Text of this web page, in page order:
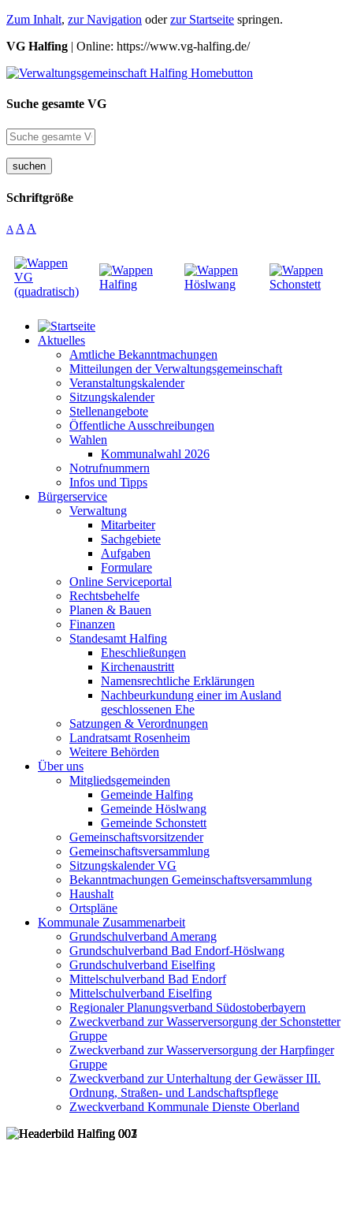
Zum Inhalt, zur Navigation oderzur Startseite springen.
VG Halfing | Online: https://www.vg-halfing.de/
Suche gesamte VG
suchen
Schriftgröße
A A A
Aktuelles
Amtliche Bekanntmachungen
Mitteilungen der Verwaltungsgemeinschaft
Veranstaltungskalender
Sitzungskalender
Stellenangebote
Öffentliche Ausschreibungen
Wahlen
Kommunalwahl 2026
Notrufnummern
Infos und Tipps
Bürgerservice
Verwaltung
Mitarbeiter
Sachgebiete
Aufgaben
Formulare
Online Serviceportal
Rechtsbehelfe
Planen & Bauen
Finanzen
Standesamt Halfing
Eheschließungen
Kirchenaustritt
Namensrechtliche Erklärungen
Nachbeurkundung einer im Ausland
geschlossenen Ehe
Satzungen & Verordnungen
Landratsamt Rosenheim
Weitere Behörden
Über uns
Mitgliedsgemeinden
Gemeinde Halfing
Gemeinde Höslwang
Gemeinde Schonstett
Gemeinschaftsvorsitzender
Gemeinschaftsversammlung
Sitzungskalender VG
Bekanntmachungen Gemeinschaftsversammlung
Haushalt
Ortspläne
Kommunale Zusammenarbeit
Grundschulverband Amerang
Grundschulverband Bad Endorf-Höslwang
Grundschulverband Eiselfing
Mittelschulverband Bad Endorf
Mittelschulverband Eiselfing
Regionaler Planungsverband Südostoberbayern
Zweckverband zur Wasserversorgung der Schonstetter
Gruppe
Zweckverband zur Wasserversorgung der Harpfinger
Gruppe
Zweckverband zur Unterhaltung der Gewässer III.
Ordnung, Straßen- und Landschaftspflege
Zweckverband Kommunale Dienste Oberland